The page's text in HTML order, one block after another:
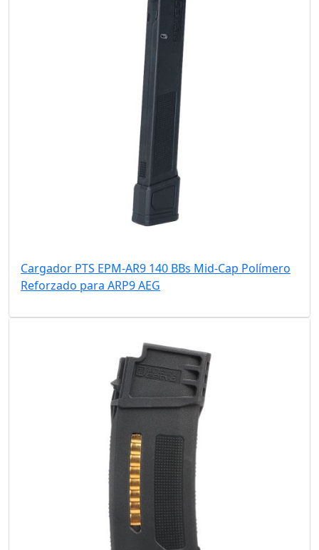
Cargador PTS EPM-AR9 140 BBs Mid-Cap Polímero
Reforzado para ARP9 AEG